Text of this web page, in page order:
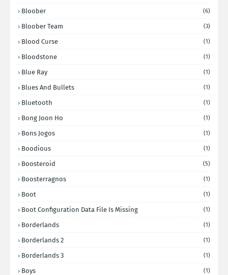
Bloober (6)
Bloober Team (3)
Blood Curse (1)
Bloodstone (1)
Blue Ray (1)
Blues And Bullets (1)
Bluetooth (1)
Bong Joon Ho (1)
Bons Jogos (1)
Boodious (1)
Boosteroid (5)
Boosterragnos (1)
Boot (1)
Boot Configuration Data File Is Missing (1)
Borderlands (1)
Borderlands 2 (1)
Borderlands 3 (1)
Boys (1)